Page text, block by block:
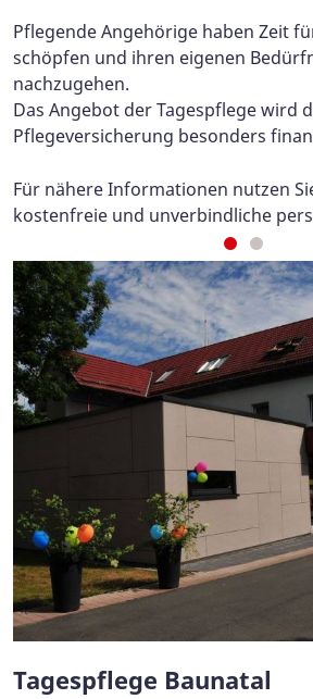
Pflegende Angehörige haben Zeit
schöpfen und ihren eigenen
nachzugehen.
Das Angebot der Tagespflege wird
Pflegeversicherung besonders
Für nähere Informationen nutzen
kostenfreie und unverbindliche
Tagespflege Baunatal